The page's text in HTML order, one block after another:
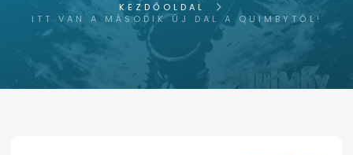
KEZDŐOLDAL
ITT VAN A MÁSODIK ÚJ DAL A QUIMBYTŐL!